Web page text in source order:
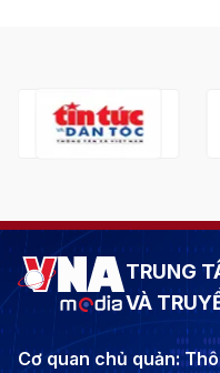
TRUNG
VÀ
Cơ quan chủ quản: